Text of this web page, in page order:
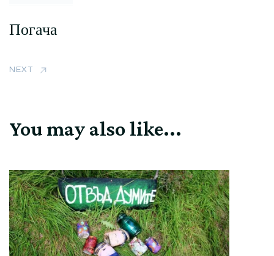
Погача
NEXT
You may also like...